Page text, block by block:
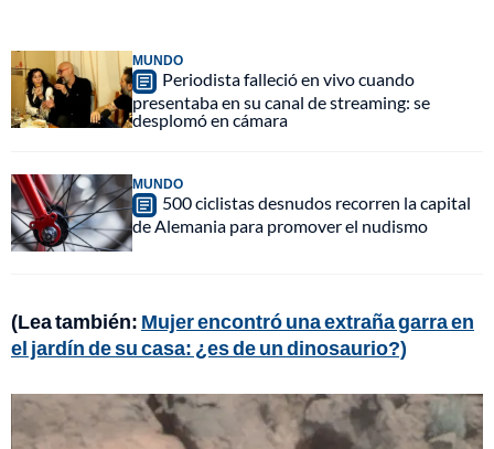
MUNDO
Periodista falleció en vivo cuando
presentaba en su canal de streaming: se
desplomó en cámara
MUNDO
500 ciclistas desnudos recorren la capital
de Alemania para promover el nudismo
(Lea también: Mujer encontró una extraña garra en
el jardín de su casa: ¿es de un dinosaurio?)